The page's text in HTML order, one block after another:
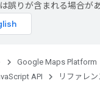
誤りが含まれる場合があ
Google Maps Platform
API リファレン